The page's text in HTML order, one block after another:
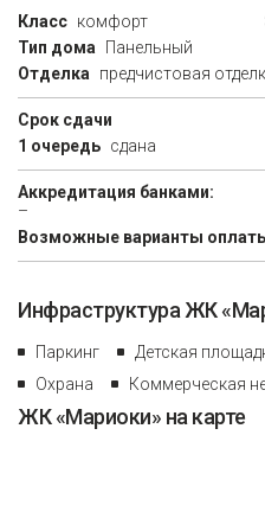
Класс комфорт
Тип дома
Панельный
Отделка
предчистовая
Срок сдачи
1 очередь сдана
Аккредитация банками:
–
Возможные варианты
Инфраструктура ЖК
Паркинг Детская
Охрана
Коммерческая
ЖК «Мариоки» на карте